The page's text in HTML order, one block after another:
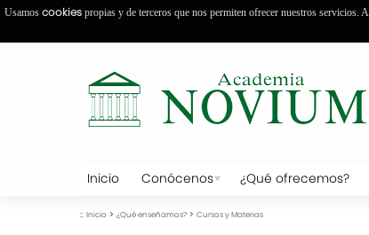
Inicio Conócenos ¿Qué ofrecemos?
:: Inicio > ¿Qué enseñamos? > Cursos y Materias
Usamos cookies propias y de terceros que nos permiten ofrecer nuestros servicios.